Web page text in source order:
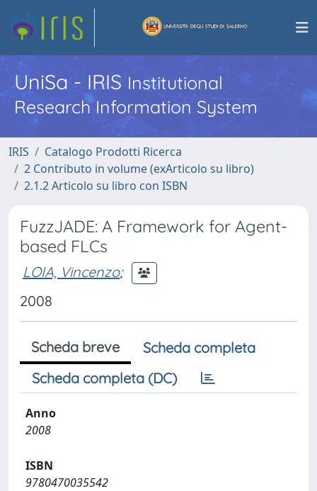
UniSa - IRISInstitutional
Research Information System
IRIS
Catalogo Prodotti Ricerca
2 Contributo in volume (exArticolo su libro)
2.1.2 Articolo su libro con ISBN
FuzzJADE: A Framework for Agent-
based FLCs
LOIA, Vincenzo;
2008
Scheda breve
Scheda completa
Scheda completa (DC)
Anno
2008
ISBN
9780470035542